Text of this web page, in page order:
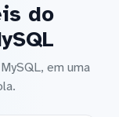
do
em uma